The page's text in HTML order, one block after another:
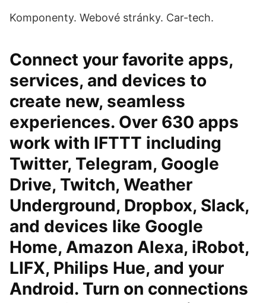
Komponenty. Webové stránky. Car-tech.
Connect your favorite apps,
services, and devices to
create new, seamless
experiences. Over 630 apps
work with IFTTT including
Twitter, Telegram, Google
Drive, Twitch, Weather
Underground, Dropbox, Slack,
and devices like Google
Home, Amazon Alexa, iRobot,
LIFX, Philips Hue, and your
Android. Turn on connections